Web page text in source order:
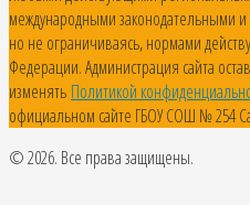
международными законодательными
но не ограничиваясь, нормами
Федерации. Администрация сайта
изменять Политикой
официальном сайте ГБОУ СОШ № 254
© 2026. Все права защищены.